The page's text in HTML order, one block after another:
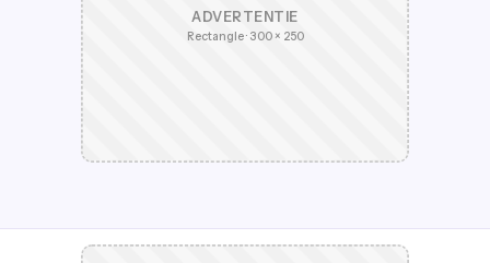
ADVERTENTIE
Rectangle · 300 × 250